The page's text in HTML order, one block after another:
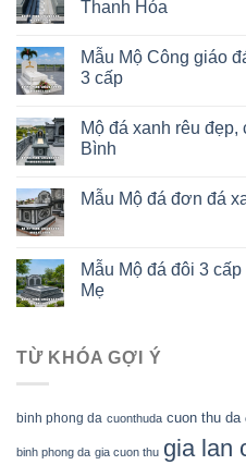
Thanh Hóa
Mẫu Mộ Công giáo
3 cấp
Mộ đá xanh rêu
Bình
Mẫu Mộ đá đơn đá
Mẫu Mộ đá đôi 3
Mẹ
TỪ KHÓA GỢI Ý
binh phong da cuonthuda cuon thu da
binh phong da gia cuon thu gia lan